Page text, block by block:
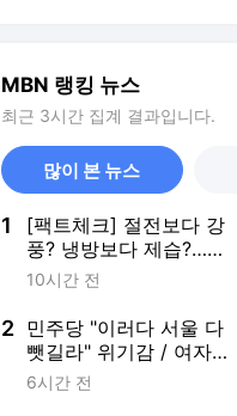
MBN 랭킹 뉴스
최근 3시간 집계 결과입니다.
많이 본 뉴스
1
[팩트체크] 절전보다 강
풍? 냉방보다 제습?…전
기료 아끼는 슬기로운
에어컨 사용법
10시간 전
2 민주당 "이러다 서울 다
뺏길라" 위기감 / 여자탈
의실서 "남성 봤다" 신고
[정오블핑]
6시간 전